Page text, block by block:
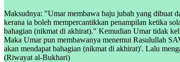
Maksudnya: "Umar membawa baju jubah yang dibuat
kerana ia boleh mempercantikkan penampilan ketika
bahagian (nikmat di akhirat)." Kemudian Umar tidak
Maka Umar pun membawanya menemui Rasulullah
akan mendapat bahagian (nikmat di akhirat)'. Lalu
(Riwayat al-Bukhari)